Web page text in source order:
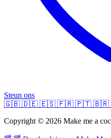
Steun ons
🇬🇧 🇩🇪 🇪🇸 🇫🇷 🇵🇹 🇧🇷
Copyright © 2026 Make me a